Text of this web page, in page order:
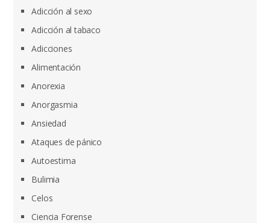
Adicción al sexo
Adicción al tabaco
Adicciones
Alimentación
Anorexia
Anorgasmia
Ansiedad
Ataques de pánico
Autoestima
Bulimia
Celos
Ciencia Forense